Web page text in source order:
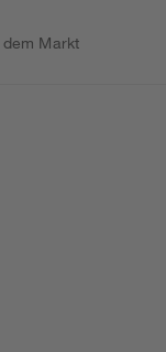
dem Markt